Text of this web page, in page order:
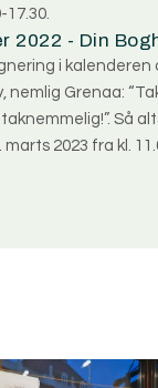
17.30.
2022 - Din
i
nemlig Grenaa:
Så
marts 2023 fra kl.